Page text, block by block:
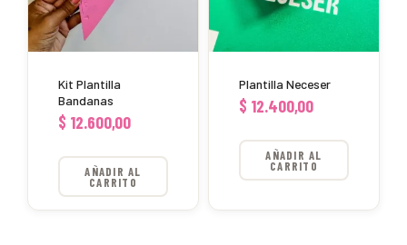
Kit Plantilla
Bandanas
$ 12.600,00
AÑADIR AL
CARRITO
Plantilla Neceser
$ 12.400,00
AÑADIR AL
CARRITO